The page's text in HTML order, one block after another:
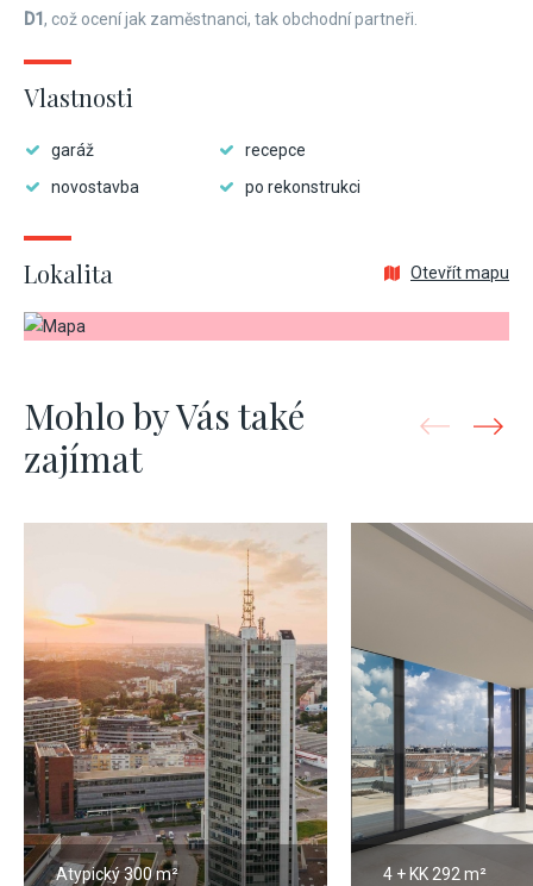
D1 , což ocení jak zaměstnanci, tak obchodní partneři.
Vlastnosti
garáž
recepce
novostavba
po rekonstrukci
Lokalita Otevřít mapu
Mohlo by Vás také
zajímat
Atypický300 m² 4 + KK 292 m²